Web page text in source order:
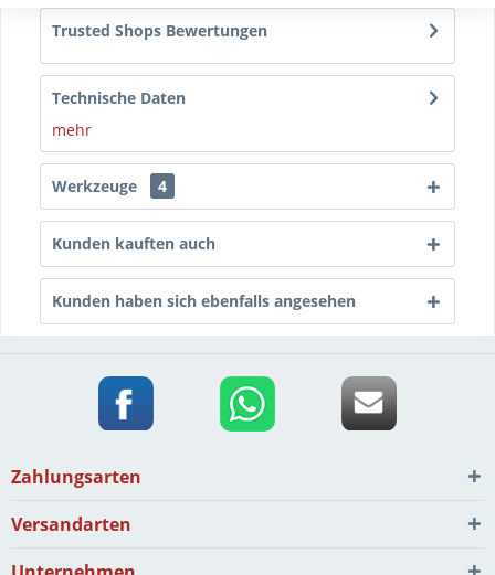
Trusted Shops Bewertungen
Technische Daten
mehr
Werkzeuge 4
Kunden kauften auch
Kunden haben sich ebenfalls angesehen
Zahlungsarten
Versandarten